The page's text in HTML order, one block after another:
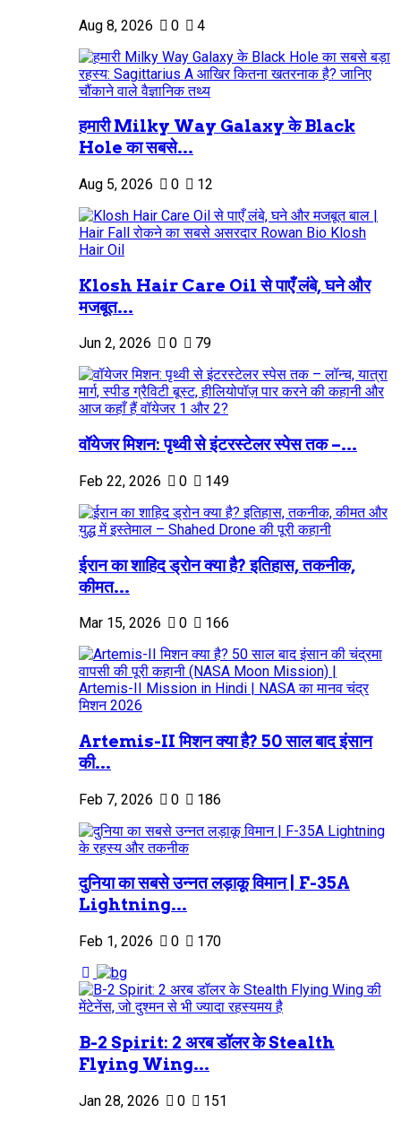
Aug 8, 2026 0 4
हमारी Milky Way Galaxy के Black
Hole का सबसे...
Aug 5, 2026 0 12
Klosh Hair Care Oil से पाएँ लंबे, घने और
मजबूत...
Jun 2, 2026 0 79
वॉयेजर मिशन: पृथ्वी से इंटरस्टेलर स्पेस तक –...
Feb 22, 2026 0 149
ईरान का शाहिद ड्रोन क्या है? इतिहास, तकनीक,
कीमत...
Mar 15, 2026 0 166
Artemis-II मिशन क्या है? 50 साल बाद इंसान
की...
Feb 7, 2026 0 186
दुनिया का सबसे उन्नत लड़ाकू विमान | F-35A
Lightning...
Feb 1, 2026 0 170
B-2 Spirit: 2 अरब डॉलर के Stealth
Flying Wing...
Jan 28, 2026 0
151